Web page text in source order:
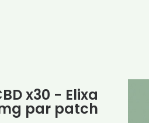
x30 - Elixa
par patch